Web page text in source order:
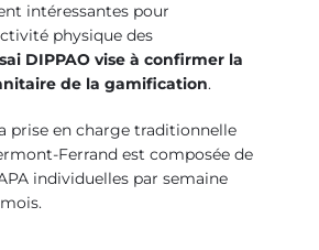
intéressantes pour
physique des
DIPPAO vise à confirmer la
de la gamification.
prise en charge traditionnelle
Ferrand est composée de
individuelles par semaine